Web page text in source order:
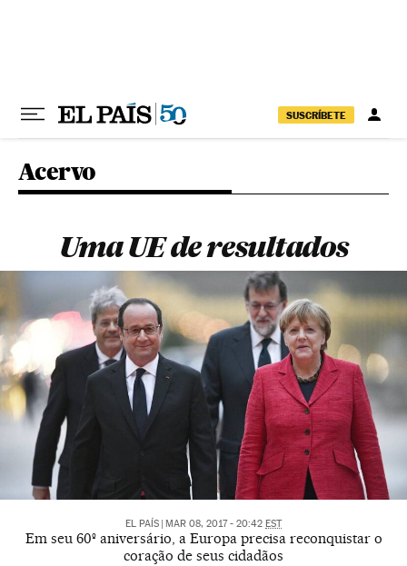
SUSCRÍBETE
Acervo
Uma UE de resultados
EL PAÍS MAR 08, 2017 - 20:42 EST
Em seu 60º aniversário, a Europa precisa reconquistar o
coração de seus cidadãos